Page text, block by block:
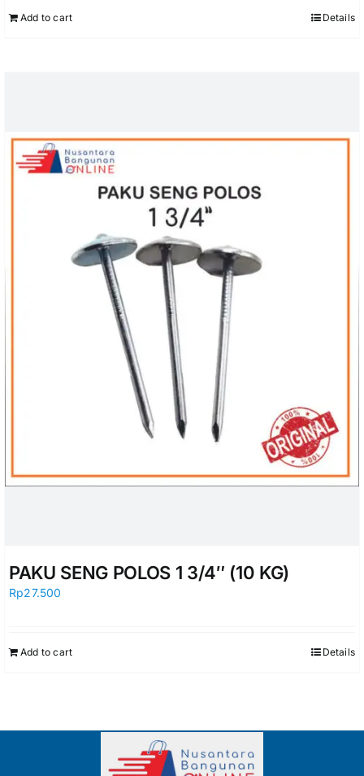
Add to cart Details
PAKU SENG POLOS 1 3/4″ (10 KG)
Rp27.500
Add to cart Details